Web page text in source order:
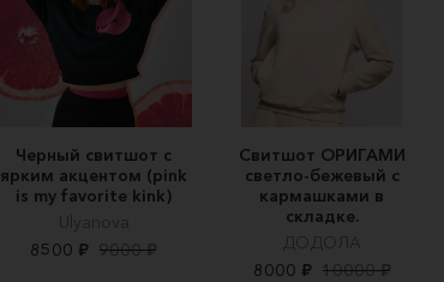
Черный свитшот с
ярким акцентом (pink
is my favorite kink)
Ulyanova
8500 ₽ 9000 ₽
Свитшот ОРИГАМИ
светло-бежевый с
кармашками в
складке.
ДОДОЛА
8000 ₽ 10000 ₽